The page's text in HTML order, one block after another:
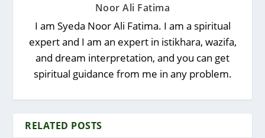
Noor Ali Fatima
I am Syeda Noor Ali Fatima. I am a spiritual
expert and I am an expert in istikhara, wazifa,
and dream interpretation, and you can get
spiritual guidance from me in any problem.
RELATED POSTS